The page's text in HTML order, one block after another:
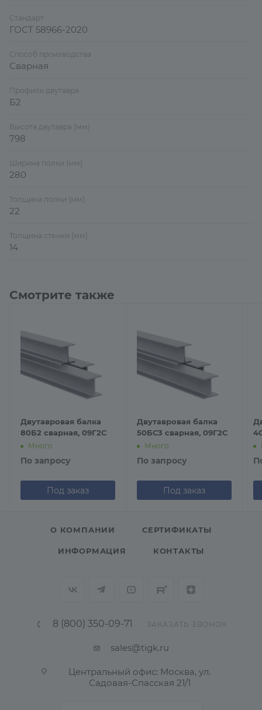
Стандарт
ГОСТ 58966-2020
Способ производства
Сварная
Профиль двутавра
Б2
Высота двутавра (мм)
798
Ширина полки (мм)
280
Толщина полки (мм)
22
Толщина стенки (мм)
14
Смотрите также
Двутавровая балка
80Б2 сварная, 09Г2С
Много
По запросу
Под заказ
Двутавровая балка
50БС3 сварная, 09Г2С
Много
По запросу
Под заказ
О КОМПАНИИ СЕРТИФИКАТЫ
ИНФОРМАЦИЯ КОНТАКТЫ
8 (800) 350-09-71 ЗАКАЗАТЬ ЗВОНОК
sales@tigk.ru
Центральный офис: Москва, ул.
Садовая-Спасская 21/1